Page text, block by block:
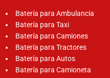
Batería para Ambulancia
Batería para Taxi
Batería para Camiones
Batería para Tractores
Batería para Autos
Batería para Camioneta